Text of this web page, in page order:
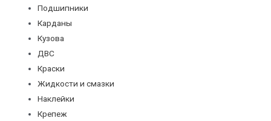
Подшипники
Карданы
Кузова
ДВС
Краски
Жидкости и смазки
Наклейки
Крепеж